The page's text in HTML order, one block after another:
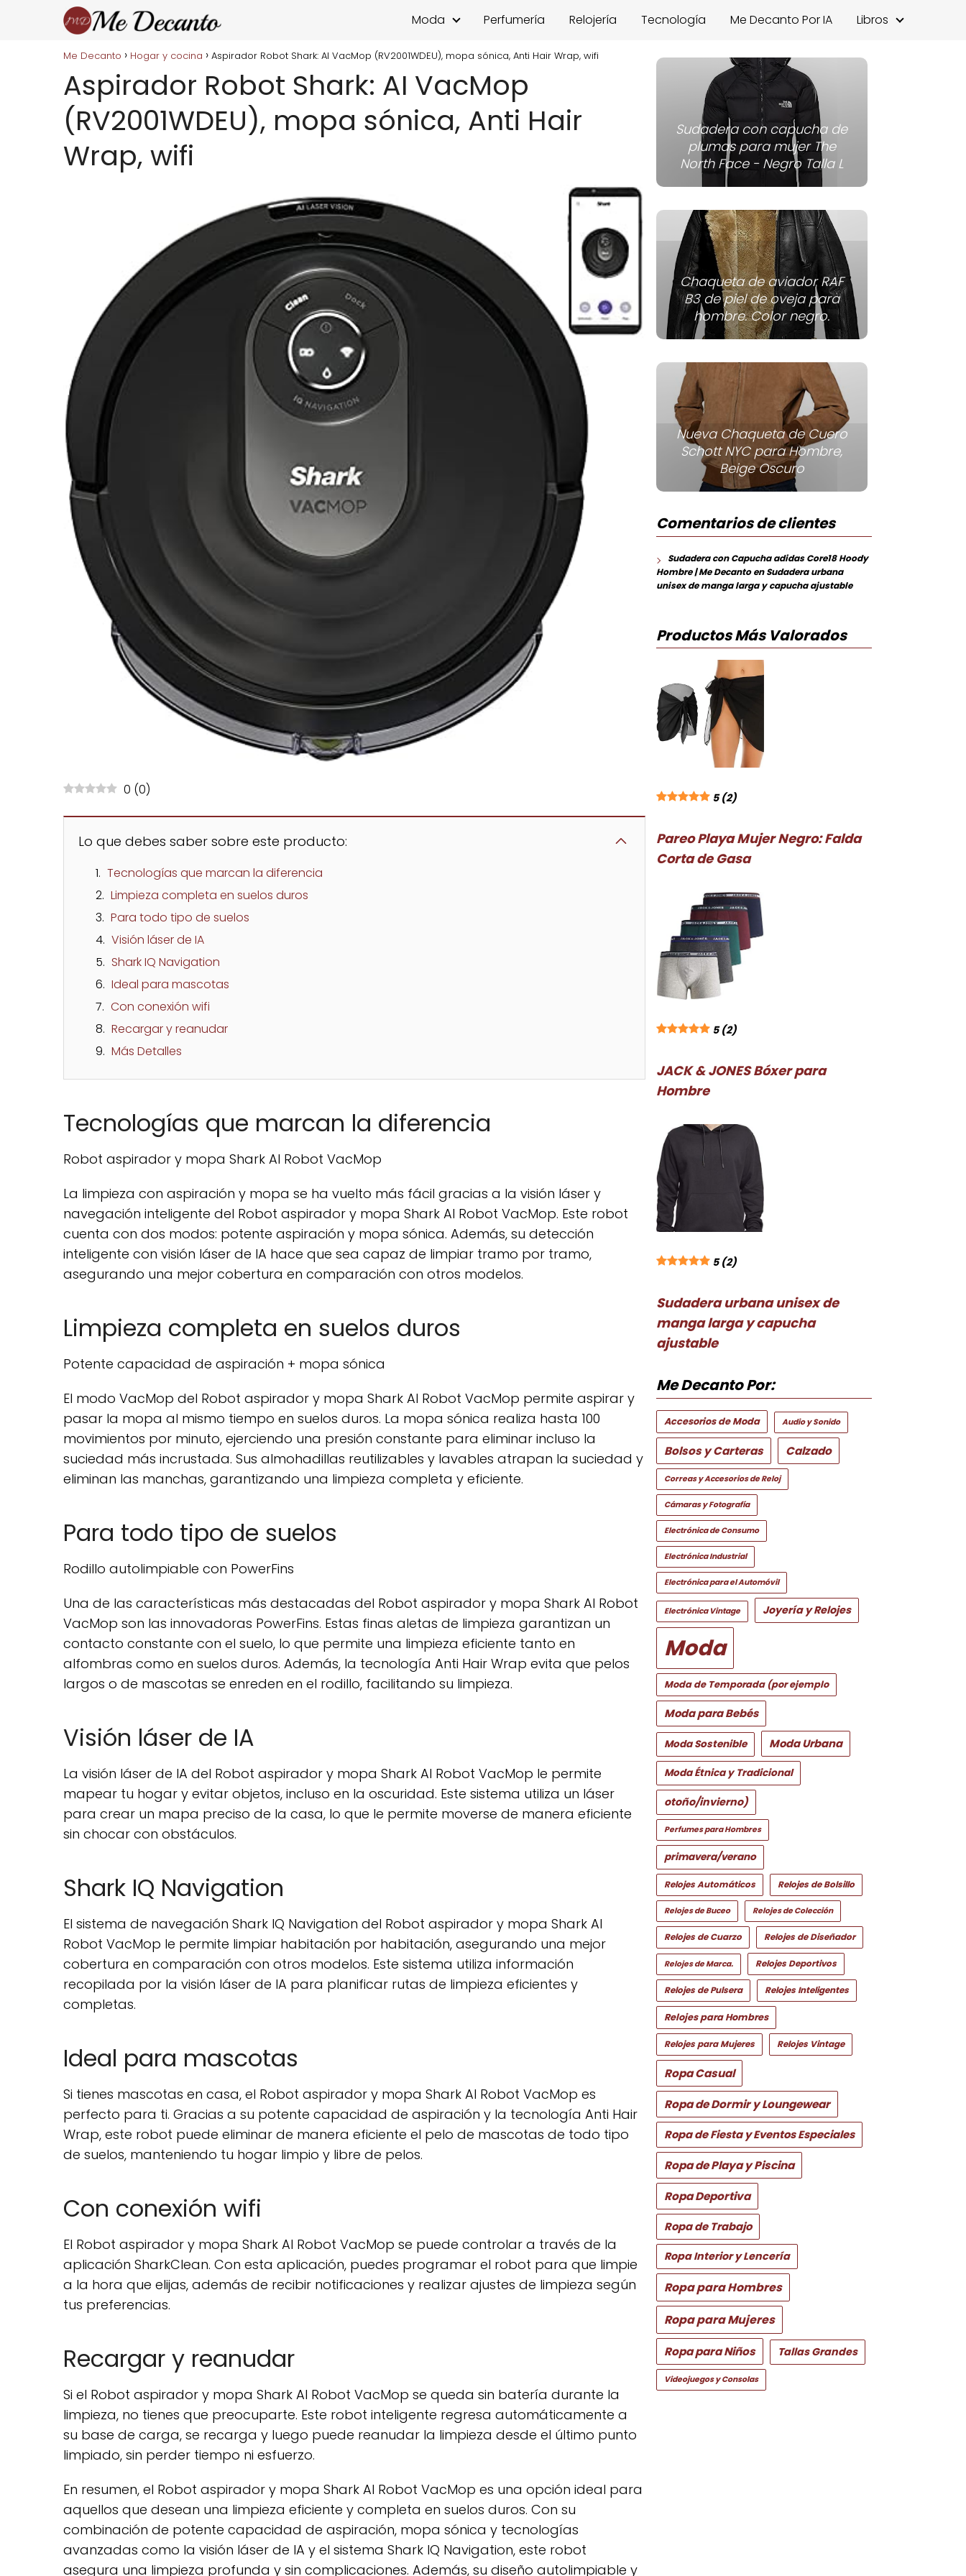
Moda Perfumería Relojería Tecnología Me Decanto Por IA Libros
Me Decanto Hogar y cocina Aspirador Robot Shark: AI VacMop (RV2001WDEU), mopa sónica, Anti Hair Wrap, wifi
Aspirador Robot Shark: AI VacMop
(RV2001WDEU), mopa sónica, Anti Hair
Wrap, wifi
0 (0)
Lo que debes saber sobre este producto:
Tecnologías que marcan la diferencia
Limpieza completa en suelos duros
Para todo tipo de suelos
Visión láser de IA
Shark IQ Navigation
Ideal para mascotas
Con conexión wifi
Recargar y reanudar
Más Detalles
Tecnologías que marcan la diferencia
Robot aspirador y mopa Shark AI Robot VacMop
La limpieza con aspiración y mopa se ha vuelto más fácil gracias a la visión láser y
navegación inteligente del Robot aspirador y mopa Shark AI Robot VacMop. Este robot
cuenta con dos modos: potente aspiración y mopa sónica. Además, su detección
inteligente con visión láser de IA hace que sea capaz de limpiar tramo por tramo,
asegurando una mejor cobertura en comparación con otros modelos.
Limpieza completa en suelos duros
Potente capacidad de aspiración + mopa sónica
El modo VacMop del Robot aspirador y mopa Shark AI Robot VacMop permite aspirar y
pasar la mopa al mismo tiempo en suelos duros. La mopa sónica realiza hasta 100
movimientos por minuto, ejerciendo una presión constante para eliminar incluso la
suciedad más incrustada. Sus almohadillas reutilizables y lavables atrapan la suciedad y
eliminan las manchas, garantizando una limpieza completa y eficiente.
Para todo tipo de suelos
Rodillo autolimpiable con PowerFins
Una de las características más destacadas del Robot aspirador y mopa Shark AI Robot
VacMop son las innovadoras PowerFins. Estas finas aletas de limpieza garantizan un
contacto constante con el suelo, lo que permite una limpieza eficiente tanto en
alfombras como en suelos duros. Además, la tecnología Anti Hair Wrap evita que pelos
largos o de mascotas se enreden en el rodillo, facilitando su limpieza.
Visión láser de IA
La visión láser de IA del Robot aspirador y mopa Shark AI Robot VacMop le permite
mapear tu hogar y evitar objetos, incluso en la oscuridad. Este sistema utiliza un láser
para crear un mapa preciso de la casa, lo que le permite moverse de manera eficiente
sin chocar con obstáculos.
Shark IQ Navigation
El sistema de navegación Shark IQ Navigation del Robot aspirador y mopa Shark AI
Robot VacMop le permite limpiar habitación por habitación, asegurando una mejor
cobertura en comparación con otros modelos. Este sistema utiliza información
recopilada por la visión láser de IA para planificar rutas de limpieza eficientes y
completas.
Ideal para mascotas
Si tienes mascotas en casa, el Robot aspirador y mopa Shark AI Robot VacMop es
perfecto para ti. Gracias a su potente capacidad de aspiración y la tecnología Anti Hair
Wrap, este robot puede eliminar de manera eficiente el pelo de mascotas de todo tipo
de suelos, manteniendo tu hogar limpio y libre de pelos.
Con conexión wifi
El Robot aspirador y mopa Shark AI Robot VacMop se puede controlar a través de la
aplicación SharkClean. Con esta aplicación, puedes programar el robot para que limpie
a la hora que elijas, además de recibir notificaciones y realizar ajustes de limpieza según
tus preferencias.
Recargar y reanudar
Si el Robot aspirador y mopa Shark AI Robot VacMop se queda sin batería durante la
limpieza, no tienes que preocuparte. Este robot inteligente regresa automáticamente a
su base de carga, se recarga y luego puede reanudar la limpieza desde el último punto
limpiado, sin perder tiempo ni esfuerzo.
En resumen, el Robot aspirador y mopa Shark AI Robot VacMop es una opción ideal para
aquellos que desean una limpieza eficiente y completa en suelos duros. Con su
combinación de potente capacidad de aspiración, mopa sónica y tecnologías
avanzadas como la visión láser de IA y el sistema Shark IQ Navigation, este robot
asegura una limpieza profunda y sin complicaciones. Además, su diseño autolimpiable y
Sudadera con capucha de
plumas para mujer The
North Face - Negro Talla L
Chaqueta de aviador RAF
B3 de piel de oveja para
hombre. Color negro.
Nueva Chaqueta de Cuero
Schott NYC para Hombre,
Beige Oscuro
Comentarios de clientes
Sudadera con Capucha adidas Core18 Hoody
Hombre | Me DecantoenSudadera urbana
unisex de manga larga y capucha ajustable
Productos Más Valorados
5 (2)
Pareo Playa Mujer Negro: Falda
Corta de Gasa
5 (2)
JACK & JONES Bóxer para
Hombre
5 (2)
Sudadera urbana unisex de
manga larga y capucha
ajustable
Me Decanto Por:
Accesorios de Moda Audio y Sonido
Bolsos y Carteras Calzado
Correas y Accesorios de Reloj
Cámaras y Fotografía
Electrónica de Consumo
Electrónica Industrial
Electrónica para el Automóvil
Electrónica Vintage Joyería y Relojes
Moda
Moda de Temporada (por ejemplo
Moda para Bebés
Moda Sostenible Moda Urbana
Moda Étnica y Tradicional
otoño/invierno)
Perfumes para Hombres
primavera/verano
Relojes Automáticos Relojes de Bolsillo
Relojes de Buceo Relojes de Colección
Relojes de Cuarzo Relojes de Diseñador
Relojes de Marca. Relojes Deportivos
Relojes de Pulsera Relojes Inteligentes
Relojes para Hombres
Relojes para Mujeres Relojes Vintage
Ropa Casual
Ropa de Dormir y Loungewear
Ropa de Fiesta y Eventos Especiales
Ropa de Playa y Piscina
Ropa Deportiva
Ropa de Trabajo
Ropa Interior y Lencería
Ropa para Hombres
Ropa para Mujeres
Ropa para Niños Tallas Grandes
Videojuegos y Consolas